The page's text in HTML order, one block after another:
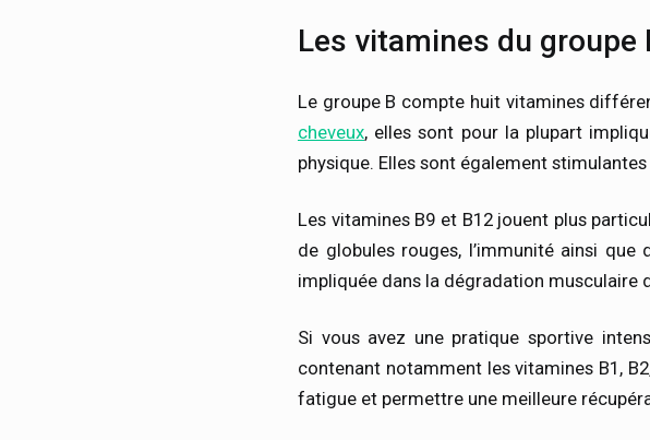
Les vitamines du
Le groupe B compte huit vitamines
cheveux, elles sont pour la plupart
physique. Elles sont également
Les vitamines B9 et B12 jouent plus
de globules rouges, l’immunité ainsi
impliquée dans la dégradation musculaire
Si vous avez une pratique sportive
contenant notamment les vitamines B1,
fatigue et permettre une meilleure